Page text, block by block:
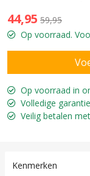
44,95 59,95
Op voorraad.
Op voorraad in
Volledige
Veilig betalen
Kenmerken